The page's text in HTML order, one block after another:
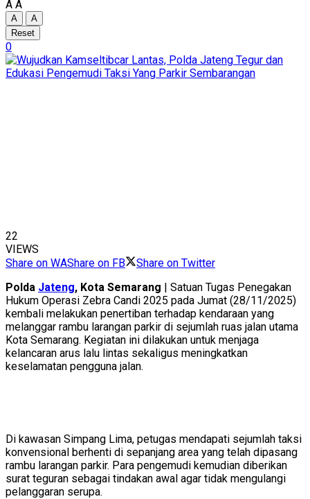
A A
A
A
Reset
0
22
VIEWS
Share on WAShare on FB
Share on Twitter
Polda Jateng, Kota Semarang | Satuan Tugas Penegakan
Hukum Operasi Zebra Candi 2025 pada Jumat (28/11/2025)
kembali melakukan penertiban terhadap kendaraan yang
melanggar rambu larangan parkir di sejumlah ruas jalan utama
Kota Semarang. Kegiatan ini dilakukan untuk menjaga
kelancaran arus lalu lintas sekaligus meningkatkan
keselamatan pengguna jalan.
Di kawasan Simpang Lima, petugas mendapati sejumlah taksi
konvensional berhenti di sepanjang area yang telah dipasang
rambu larangan parkir. Para pengemudi kemudian diberikan
surat teguran sebagai tindakan awal agar tidak mengulangi
pelanggaran serupa.